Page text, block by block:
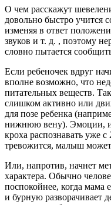
О чем расскажут
довольно быстро учится
изменяя в ответ
звуков и т. д. , поэтому
словно пытается
Если ребеночек вдруг
вполне возможно, что
питательных веществ.
слишком активно или
для позе ребенка
нижнюю вену). Эмоции,
кроха распознавать уже
тревожится, малыш
Или, напротив, начнет
характера. Обычно
поспокойнее, когда мама
и бурную разворачивает